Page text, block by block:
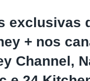
exclusivas
+ nos
Channel,